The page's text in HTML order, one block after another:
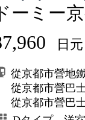
ーミー
日元
從京都市營地
從京都市營巴
從京都市營巴